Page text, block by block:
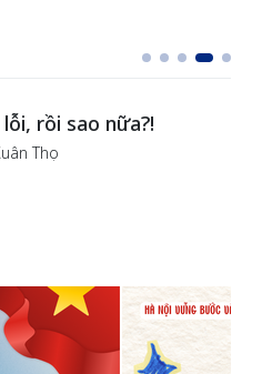
lỗi, rồi sao nữa?!
Thọ